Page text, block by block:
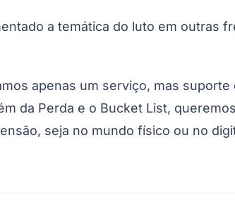
a temática do luto em outras
apenas um serviço, mas
da Perda e o Bucket List,
seja no mundo físico ou no